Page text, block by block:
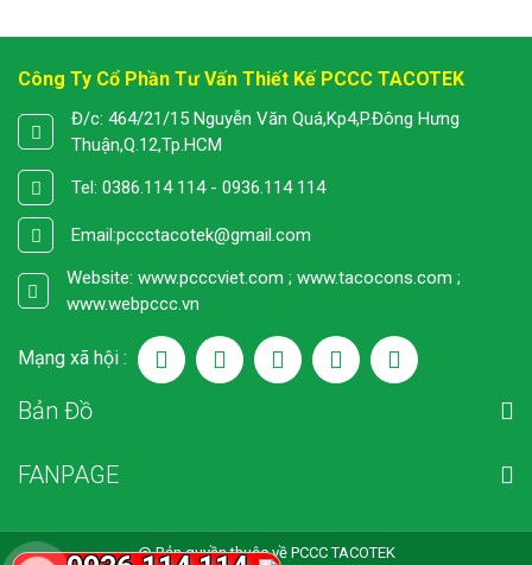
Công Ty Cổ Phần Tư Vấn Thiết Kế PCCC TACOTEK
Đ/c: 464/21/15 Nguyễn Văn Quá,Kp4,P.Đông Hưng
Thuận,Q.12,Tp.HCM
Tel: 0386.114 114 - 0936.114 114
Email:pccctacotek@gmail.com
Website: www.pcccviet.com ; www.tacocons.com ;
www.webpccc.vn
Mạng xã hội :
Bản Đồ
FANPAGE
@ Bản quyền thuộc về PCCC TACOTEK